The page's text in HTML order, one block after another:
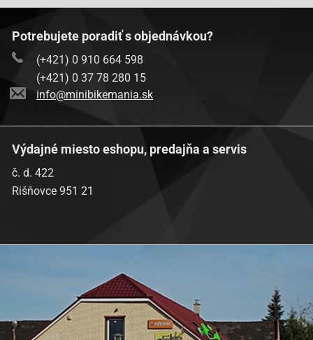
Potrebujete poradiť s objednávkou?
(+421) 0 910 664 598
(+421) 0 37 78 280 15
info@minibikemania.sk
Výdajné miesto eshopu, predajňa a servis
č. d. 422
Rišňovce 951 21